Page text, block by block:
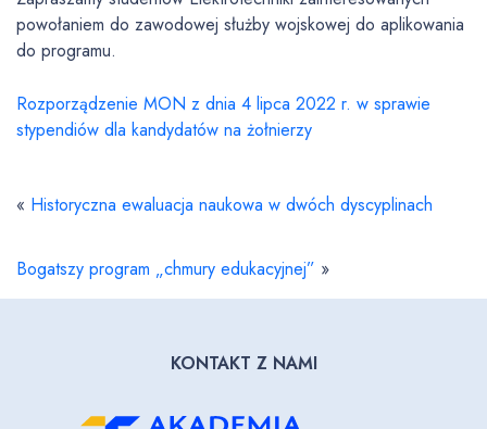
powołaniem do zawodowej służby wojskowej do aplikowania
do programu.
Rozporządzenie MON z dnia 4 lipca 2022 r. w sprawie
stypendiów dla kandydatów na żołnierzy
« Historyczna ewaluacja naukowa w dwóch dyscyplinach
Bogatszy program „chmury edukacyjnej” »
KONTAKT Z NAMI